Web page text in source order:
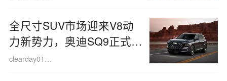
全尺寸SUV市场迎来V8动
力新势力，奥迪SQ9正式亮
相
clearday010417